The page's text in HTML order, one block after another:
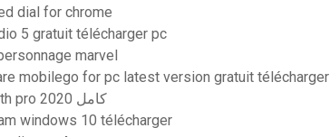
dial for chrome
5 gratuit télécharger pc
marvel
mobilego for pc latest version gratuit télécharger
Google earth pro 2020 كامل
windows 10 télécharger